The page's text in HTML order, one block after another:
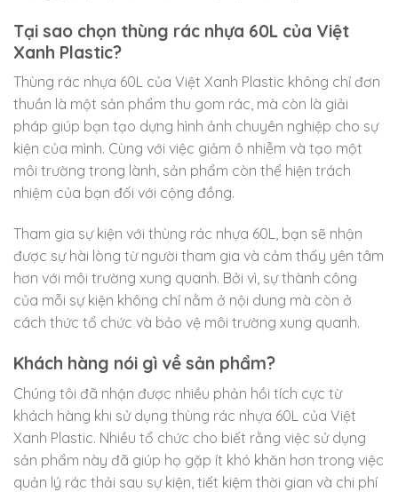
Tại sao chọn thùng rác nhựa 60L của Việt
Xanh Plastic?
Thùng rác nhựa 60L của Việt Xanh Plastic không chỉ đơn
thuần là một sản phẩm thu gom rác, mà còn là giải
pháp giúp bạn tạo dựng hình ảnh chuyên nghiệp cho sự
kiện của mình. Cùng với việc giảm ô nhiễm và tạo một
môi trường trong lành, sản phẩm còn thể hiện trách
nhiệm của bạn đối với cộng đồng.
Tham gia sự kiện với thùng rác nhựa 60L, bạn sẽ nhận
được sự hài lòng từ người tham gia và cảm thấy yên tâm
hơn với môi trường xung quanh. Bởi vì, sự thành công
của mỗi sự kiện không chỉ nằm ở nội dung mà còn ở
cách thức tổ chức và bảo vệ môi trường xung quanh.
Khách hàng nói gì về sản phẩm?
Chúng tôi đã nhận được nhiều phản hồi tích cực từ
khách hàng khi sử dụng thùng rác nhựa 60L của Việt
Xanh Plastic. Nhiều tổ chức cho biết rằng việc sử dụng
sản phẩm này đã giúp họ gặp ít khó khăn hơn trong việc
quản lý rác thải sau sự kiện, tiết kiệm thời gian và chi phí